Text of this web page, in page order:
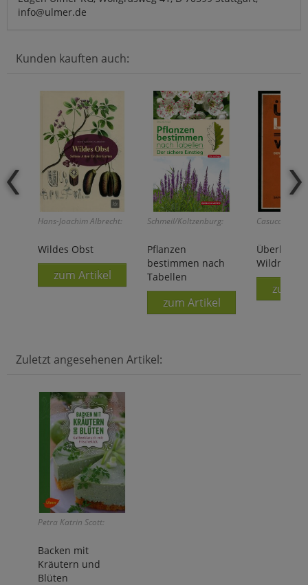
info@ulmer.de
Kunden kauften auch:
Hans-Joachim Albrecht:
Wildes Obst
zum Artikel
Schmeil/Koltzenburg:
Pflanzen
bestimmen nach
Tabellen
zum Artikel
Casucci/
Wildnis
zum
Zuletzt angesehenen Artikel:
Petra Katrin Scott:
Backen mit
Kräutern und
Blüten